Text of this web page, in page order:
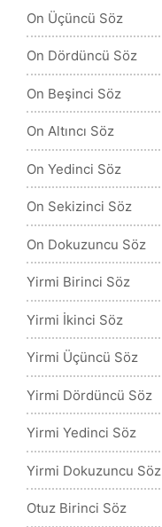
On Üçüncü Söz
On Dördüncü Söz
On Beşinci Söz
On Altıncı Söz
On Yedinci Söz
On Sekizinci Söz
On Dokuzuncu Söz
Yirmi Birinci Söz
Yirmi İkinci Söz
Yirmi Üçüncü Söz
Yirmi Dördüncü Söz
Yirmi Yedinci Söz
Yirmi Dokuzuncu Söz
Otuz Birinci Söz